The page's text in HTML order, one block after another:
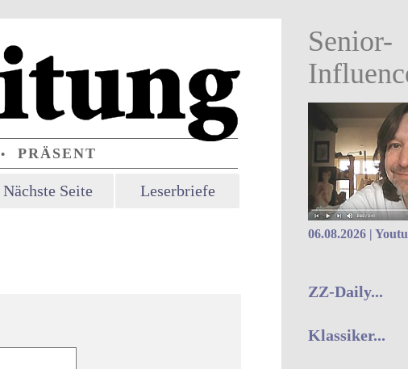
• PRÄSENT
Nächste Seite Leserbriefe
Senior-
06.08.2026 |
ZZ-Daily...
Klassiker...